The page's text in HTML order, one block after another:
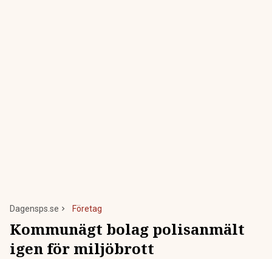
Dagensps.se Företag
Kommunägt bolag polisanmält
igen för miljöbrott